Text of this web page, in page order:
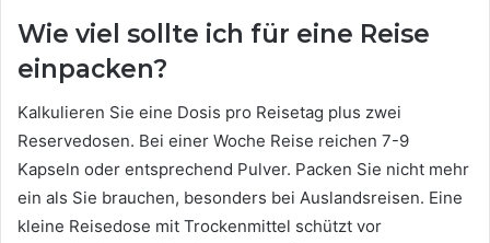
Wie viel sollte ich für eine Reise
einpacken?
Kalkulieren Sie eine Dosis pro Reisetag plus zwei
Reservedosen. Bei einer Woche Reise reichen 7-9
Kapseln oder entsprechend Pulver. Packen Sie nicht mehr
ein als Sie brauchen, besonders bei Auslandsreisen. Eine
kleine Reisedose mit Trockenmittel schützt vor